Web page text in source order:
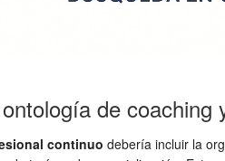
de coaching
continuo debería incluir la